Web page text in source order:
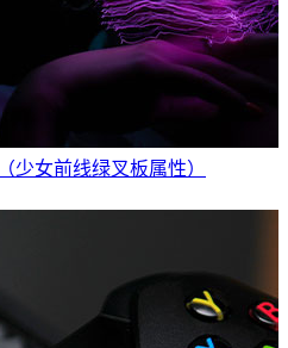
少女前线绿叉板属性）